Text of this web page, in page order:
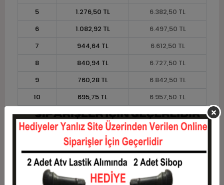
5
1.276,50 TL
6.382,50 TL
6
1.082,92 TL
6.497,50 TL
7
944,64 TL
6.612,50 TL
8
840,94 TL
6.727,50 TL
9
760,28 TL
6.842,50 TL
10
695,75 TL
6.957,50 TL
11
637,73 TL
7.015,00 TL
12
594,17 TL 7.130,00 TL
Taksit Taksit Tutarı
Toplam Tutar